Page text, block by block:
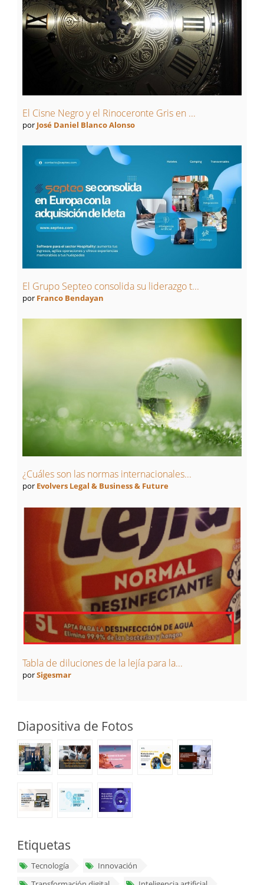
El Cisne Negro y el Rinoceronte Gris en ...
por José Daniel Blanco Alonso
El Grupo Septeo consolida su liderazgo t...
por Franco Bendayan
¿Cuáles son las normas internacionales...
por Evolvers Legal & Business & Future
Tabla de diluciones de la lejía para la...
porSigesmar
Diapositiva de Fotos
Etiquetas
Tecnología
Innovación